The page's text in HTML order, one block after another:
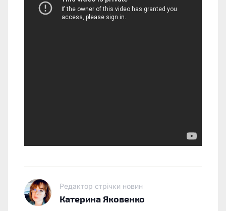
Редактор стрічки новин
Катерина Яковенко